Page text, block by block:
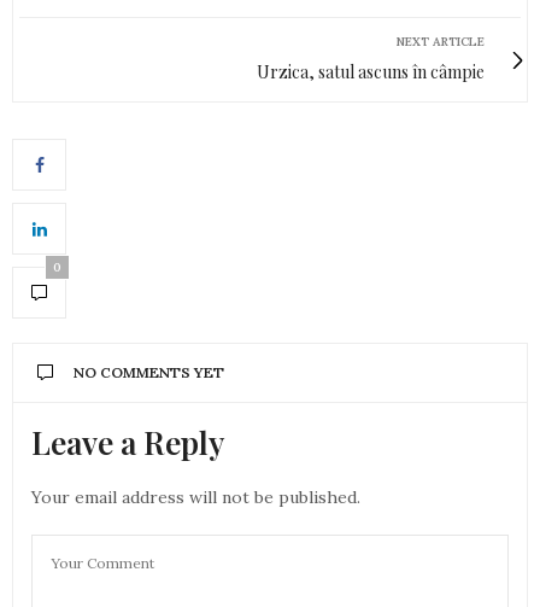
NEXT ARTICLE
Urzica, satul ascuns în câmpie
0
NO COMMENTS YET
Leave a Reply
Your email address will not be published.